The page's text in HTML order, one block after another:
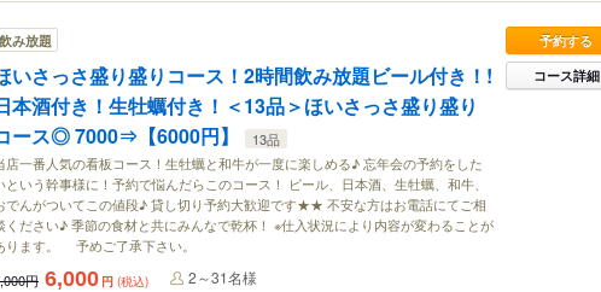
飲み放題
いさっさ盛り盛りコース！2時間飲み放題ビール付き！!
本酒付き！生牡蠣付き！＜13品＞ほいさっさ盛り盛り
ース◎ 7000⇒【6000円】
13品
店一番人気の看板コース！生牡蠣と和牛が一度に楽しめる♪ 忘年会の予約をした
という幹事様に！予約で悩んだらこのコース！ ビール、日本酒、生牡蠣、和牛、
でんがついてこの値段♪ 貸し切り予約大歓迎です★★ 不安な方はお電話にてご相
ください♪ 季節の食材と共にみんなで乾杯！ ※仕入状況により内容が変わることが
ります。 予めご了承下さい。
予約する
コース詳細
円 6,000 円 (税込) 2～31名様